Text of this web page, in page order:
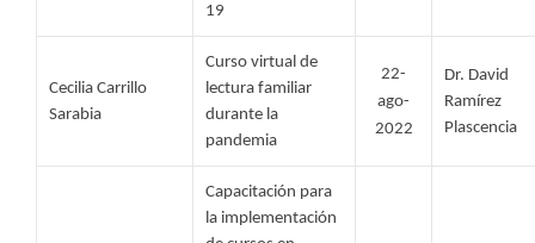
19
Cecilia Carrillo
Sarabia
Curso virtual de
lectura familiar
durante la
pandemia
22-
ago-
2022
Dr. David
Ramírez
Plascencia
Capacitación para
la implementación